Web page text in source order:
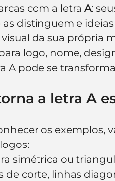
Embalagens nome
com a letra A:
distinguem e
da sua própria
logo, nome,
A pode se
a letra A
os exemplos,
simétrica ou
de corte, linhas